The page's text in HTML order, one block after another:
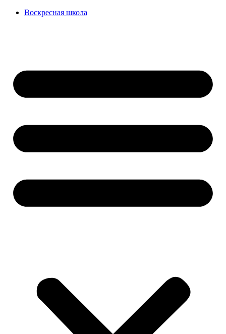
Воскресная школа